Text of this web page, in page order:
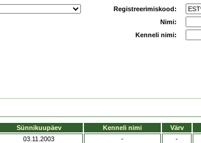
Registreerimiskood:
Nimi:
Kenneli nimi:
Sünnikuupäev Kenneli nimi Värv
03.11.2003 - -